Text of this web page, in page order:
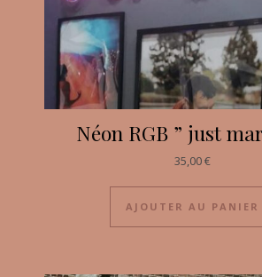
Néon RGB ” just
35,00€
AJOUTER AU PANIER